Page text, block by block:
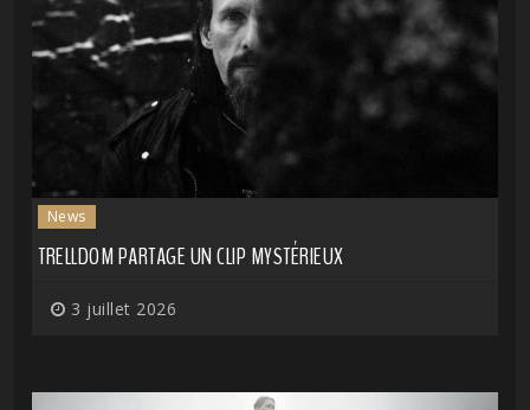
News
TRELLDOM PARTAGE UN CLIP MYSTÉRIEUX
3 juillet 2026